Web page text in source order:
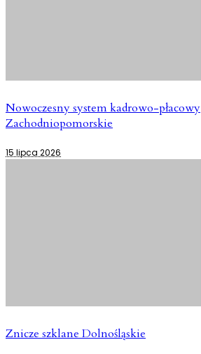
Nowoczesny system kadrowo-płacowy
Zachodniopomorskie
15 lipca 2026
Znicze szklane Dolnośląskie